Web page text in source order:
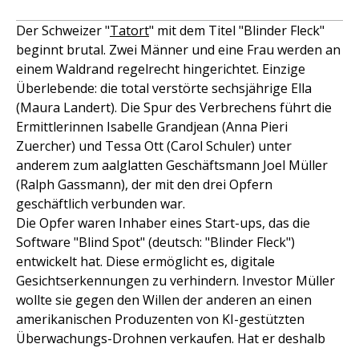
Der Schweizer "Tatort" mit dem Titel "Blinder Fleck"
beginnt brutal. Zwei Männer und eine Frau werden an
einem Waldrand regelrecht hingerichtet. Einzige
Überlebende: die total verstörte sechsjährige Ella
(Maura Landert). Die Spur des Verbrechens führt die
Ermittlerinnen Isabelle Grandjean (Anna Pieri
Zuercher) und Tessa Ott (Carol Schuler) unter
anderem zum aalglatten Geschäftsmann Joel Müller
(Ralph Gassmann), der mit den drei Opfern
geschäftlich verbunden war.
Die Opfer waren Inhaber eines Start-ups, das die
Software "Blind Spot" (deutsch: "Blinder Fleck")
entwickelt hat. Diese ermöglicht es, digitale
Gesichtserkennungen zu verhindern. Investor Müller
wollte sie gegen den Willen der anderen an einen
amerikanischen Produzenten von KI-gestützten
Überwachungs-Drohnen verkaufen. Hat er deshalb